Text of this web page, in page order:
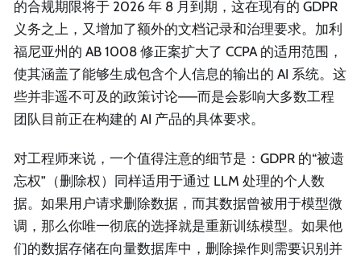
的合规期限将于 2026 年 8 月到期，这在现有的 GDPR
义务之上，又增加了额外的文档记录和治理要求。加利
福尼亚州的 AB 1008 修正案扩大了 CCPA 的适用范围，
使其涵盖了能够生成包含个人信息的输出的 AI 系统。这
些并非遥不可及的政策讨论——而是会影响大多数工程
团队目前正在构建的 AI 产品的具体要求。
对工程师来说，一个值得注意的细节是：GDPR 的“被遗
忘权”（删除权）同样适用于通过 LLM 处理的个人数
据。如果用户请求删除数据，而其数据曾被用于模型微
调，那么你唯一彻底的选择就是重新训练模型。如果他
们的数据存储在向量数据库中，删除操作则需要识别并